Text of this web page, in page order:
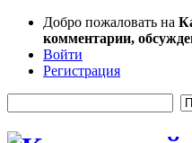
Добро пожаловать на
комментарии,
Войти
Регистрация